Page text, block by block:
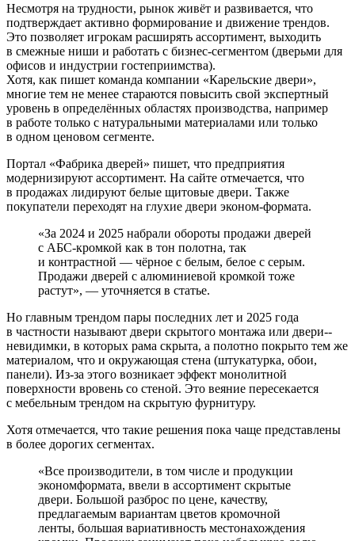
Несмотря на трудности, рынок живёт и развивается, что
подтверждает активно формирование и движение трендов.
Это позволяет игрокам расширять ассортимент, выходить
в смежные ниши и работать с бизнес-сегментом (дверьми для
офисов и индустрии гостеприимства).
Хотя, как пишет команда компании «Карельские двери»,
многие тем не менее стараются повысить свой экспертный
уровень в определённых областях производства, например
в работе только с натуральными материалами или только
в одном ценовом сегменте.
Портал «Фабрика дверей» пишет, что предприятия
модернизируют ассортимент. На сайте отмечается, что
в продажах лидируют белые щитовые двери. Также
покупатели переходят на глухие двери эконом-­формата.
«За 2024 и 2025 набрали обороты продажи дверей
с АБС-кромкой как в тон полотна, так
и контрастной — чёрное с белым, белое с серым.
Продажи дверей с алюминиевой кромкой тоже
растут», — уточняется в статье.
Но главным трендом пары последних лет и 2025 года
в частности называют двери скрытого монтажа или двери-­
невидимки, в которых рама скрыта, а полотно покрыто тем же
материалом, что и окружающая стена (штукатурка, обои,
панели). Из-за этого возникает эффект монолитной
поверхности вровень со стеной. Это веяние пересекается
с мебельным трендом на скрытую фурнитуру.
Хотя отмечается, что такие решения пока чаще представлены
в более дорогих сегментах.
«Все производители, в том числе и продукции
эконом­формата, ввели в ассортимент скрытые
двери. Большой разброс по цене, качеству,
предлагаемым вариантам цветов кромочной
ленты, большая вариативность местонахождения